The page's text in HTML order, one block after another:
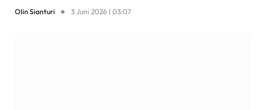
Olin Sianturi 3 Juni 2026 | 03:07